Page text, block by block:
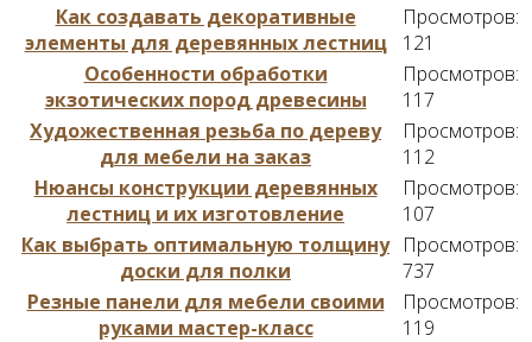
Как создавать декоративные
элементы для деревянных лестниц
Просмотров:
121
Особенности обработки
экзотических пород древесины
Просмотров:
117
Художественная резьба по дереву
для мебели на заказ
Просмотров:
112
Нюансы конструкции деревянных
лестниц и их изготовление
Просмотров:
107
Как выбрать оптимальную толщину
доски для полки
Просмотров:
737
Резные панели для мебели своими
руками мастер-класс
Просмотров:
119